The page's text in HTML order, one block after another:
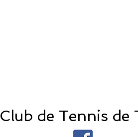
Club de Tennis de